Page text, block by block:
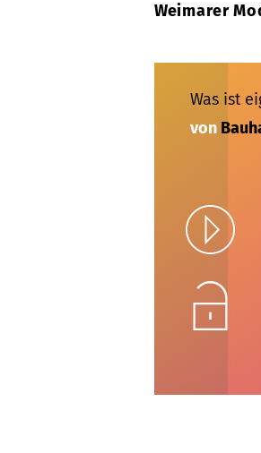
Weimarer
Was ist
von
Play
Unlock